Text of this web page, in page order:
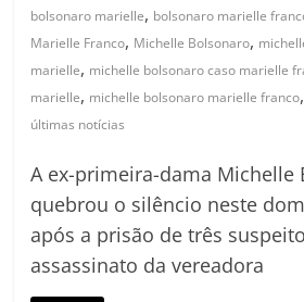
bolsonaro marielle, bolsonaro marielle
Marielle Franco, Michelle Bolsonaro,
marielle, michelle bolsonaro caso marielle
marielle, michelle bolsonaro marielle franco,
últimas notícias
A ex-primeira-dama Michelle
quebrou o silêncio neste
após a prisão de três
assassinato da vereadora